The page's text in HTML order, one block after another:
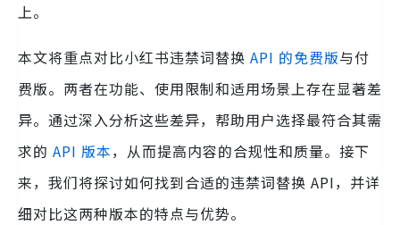
上。
本文将重点对比小红书违禁词替换 API 的免费版与付
费版。两者在功能、使用限制和适用场景上存在显著差
异。通过深入分析这些差异，帮助用户选择最符合其需
求的 API 版本，从而提高内容的合规性和质量。接下
来，我们将探讨如何找到合适的违禁词替换 API，并详
细对比这两种版本的特点与优势。